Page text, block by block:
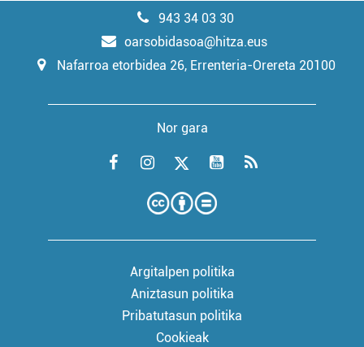
943 34 03 30
oarsobidasoa@hitza.eus
Nafarroa etorbidea 26, Errenteria-Orereta 20100
Nor gara
Argitalpen politika
Aniztasun politika
Pribatutasun politika
Cookieak